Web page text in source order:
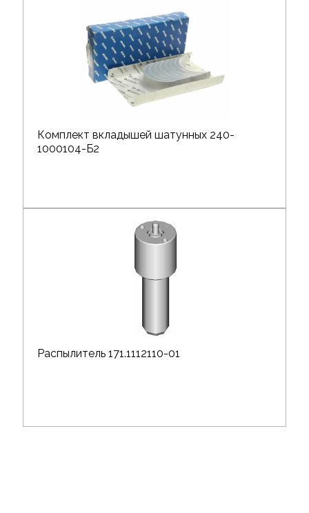
Комплект вкладышей шатунных 240-
1000104-Б2
Распылитель 171.1112110-01